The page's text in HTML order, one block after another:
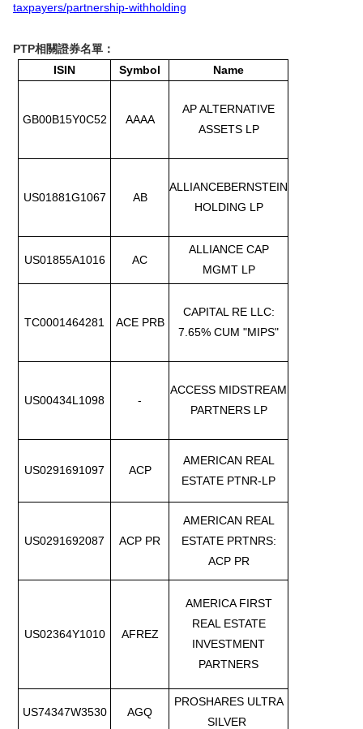
taxpayers/partnership-withholding
PTP相關證券名單：
ISIN
Symbol Name
GB00B15Y0C52 AAAA
AP ALTERNATIVE
ASSETS LP
US01881G1067 AB
ALLIANCEBERNSTEIN
HOLDING LP
US01855A1016 AC
ALLIANCE CAP
MGMT LP
TC0001464281 ACE PRB
CAPITAL RE LLC:
7.65% CUM "MIPS"
US00434L1098 -
ACCESS MIDSTREAM
PARTNERS LP
US0291691097 ACP
AMERICAN REAL
ESTATE PTNR-LP
US0291692087 ACP PR
AMERICAN REAL
ESTATE PRTNRS:
ACP PR
US02364Y1010 AFREZ
AMERICA FIRST
REAL ESTATE
INVESTMENT
PARTNERS
US74347W3530 AGQ
PROSHARES ULTRA
SILVER